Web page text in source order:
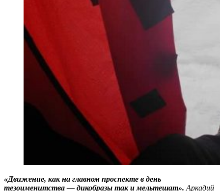
«Движение, как на главном проспекте в день
тезоименитства — дикобразы так и мельтешат». Аркадий